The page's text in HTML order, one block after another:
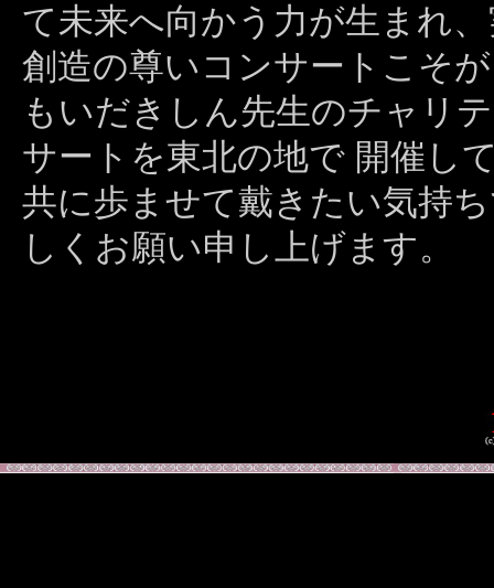
て未来へ向かう力が生まれ
創造の尊いコンサートこそ
もいだきしん先生のチャリ
サートを東北の地で 開催し
共に歩ませて戴きたい気持
しくお願い申し上げます。